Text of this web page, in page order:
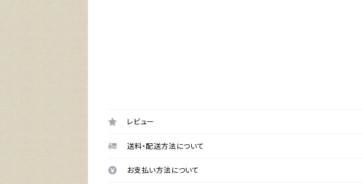
レビュー
送料・配送方法について
お支払い方法について